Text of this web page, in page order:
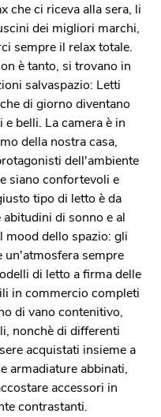
che ci riceva alla sera, li
dei migliori marchi,
sempre il relax totale.
è tanto, si trovano in
salvaspazio: Letti
di giorno diventano
belli. La camera è in
della nostra casa,
dell'ambiente
siano confortevoli e
tipo di letto è da
di sonno e al
mood dello spazio: gli
un'atmosfera sempre
di letto a firma delle
in commercio completi
di vano contenitivo,
nonchè di differenti
acquistati insieme a
armadiature abbinati,
accessori in
contrastanti.